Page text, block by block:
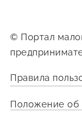
© Портал
Правила
Положение об